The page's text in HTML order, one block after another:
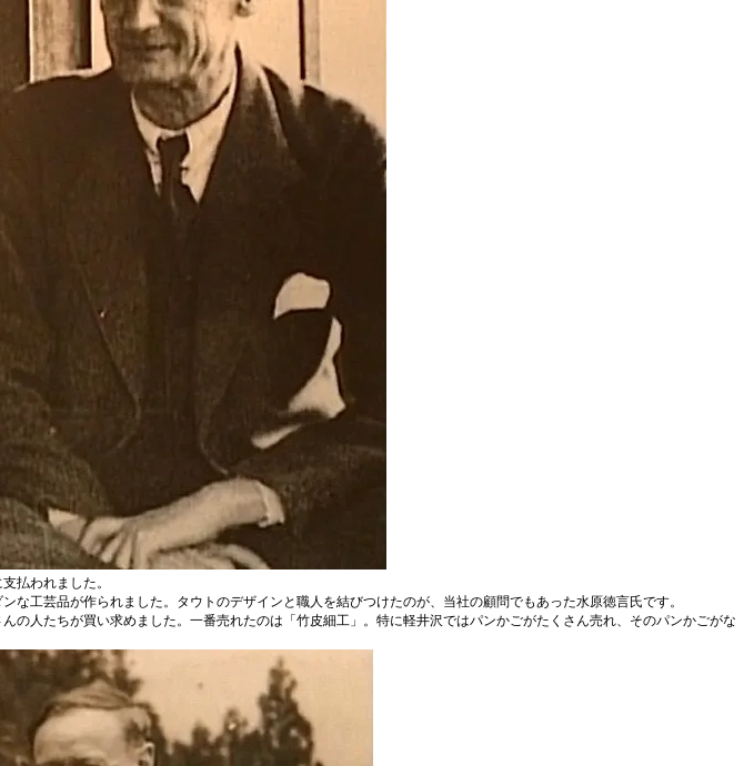
払われました。
工芸品が作られました。タウトのデザインと職人を結びつけたのが、当社の顧問でもあった水原徳言氏です。
人たちが買い求めました。一番売れたのは「竹皮細工」。特に軽井沢ではパンかごがたくさん売れ、そのパンかごがな